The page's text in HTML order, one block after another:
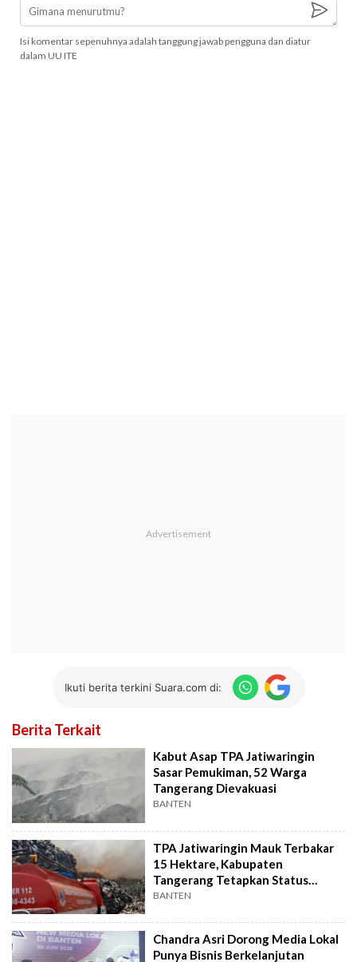
Isi komentar sepenuhnya adalah tanggung jawab pengguna dan diatur
dalam UU ITE
Ikuti berita terkini Suara.com di:
Berita Terkait
Kabut Asap TPA Jatiwaringin
Sasar Pemukiman, 52 Warga
Tangerang Dievakuasi
BANTEN
TPA Jatiwaringin Mauk Terbakar
15 Hektare, Kabupaten
Tangerang Tetapkan Status
Tanggap Darurat
BANTEN
Chandra Asri Dorong Media Lokal
Punya Bisnis Berkelanjutan